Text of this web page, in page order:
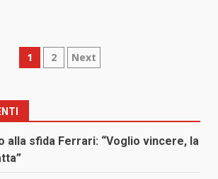
Paginazione
articoli
1 2 Next
alla sfida Ferrari: “Voglio vincere, la